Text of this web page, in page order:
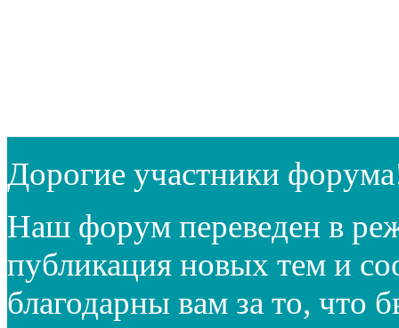
Дорогие участники
Наш форум переведен в
публикация новых тем и
благодарны вам за то, что